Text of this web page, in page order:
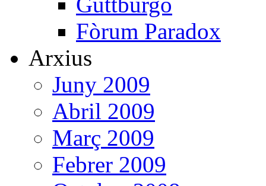
Fòrum Paradox
Arxius
Juny 2009
Abril 2009
Març 2009
Febrer 2009